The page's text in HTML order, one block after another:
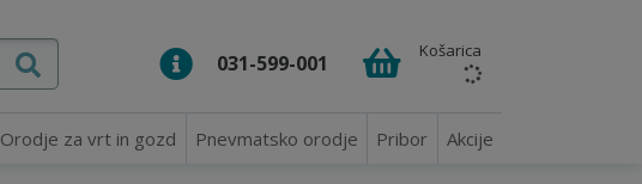
031-599-001 Košarica
Orodje za vrt in gozd Pnevmatsko orodje Pribor Akcije